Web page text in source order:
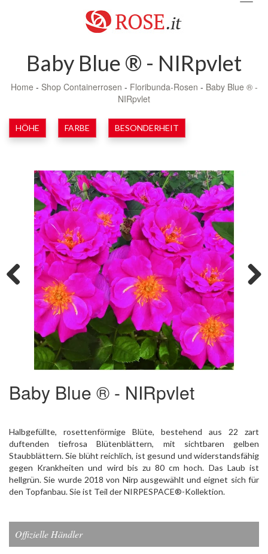
Baby Blue ® - NIRpvlet
Home - Shop Containerrosen - Floribunda-Rosen - Baby Blue ® -
NIRpvlet
HÖHE FARBE BESONDERHEIT
Previous
Baby Blue ® - NIRpvlet
Halbgefüllte, rosettenförmige Blüte, bestehend aus 22 zart
duftenden tiefrosa Blütenblättern, mit sichtbaren gelben
Staubblättern. Sie blüht reichlich, ist gesund und widerstandsfähig
gegen Krankheiten und wird bis zu 80 cm hoch. Das Laub ist
hellgrün. Sie wurde 2018 von Nirp ausgewählt und eignet sich für
den Topfanbau. Sie ist Teil der NIRPESPACE®-Kollektion.
Offizielle Händler